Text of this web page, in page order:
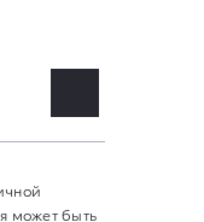
может быть